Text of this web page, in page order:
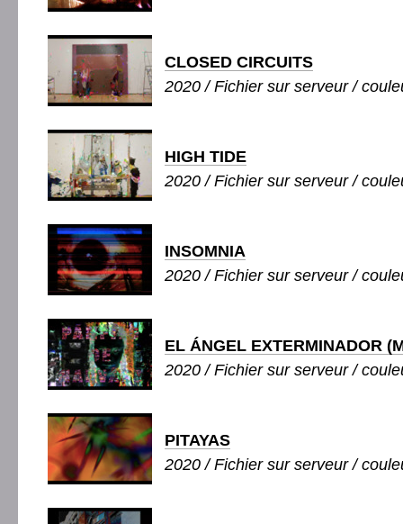
CLOSED CIRCUITS
2020 / Fichier sur serveur /
HIGH TIDE
2020 / Fichier sur serveur /
INSOMNIA
2020 / Fichier sur serveur /
EL ÁNGEL EXTERMINADOR
2020 / Fichier sur serveur /
PITAYAS
2020 / Fichier sur serveur /